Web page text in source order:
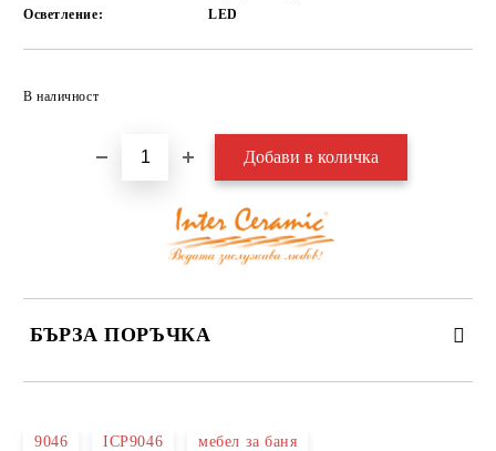
Осветление:
LED
В наличност
БЪРЗА ПОРЪЧКА
9046 ICP9046 мебел за баня